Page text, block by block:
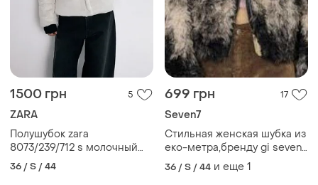
1500 грн 5
ZARA
Полушубок zara
8073/239/712 s молочный
размер s
36 / S / 44
699 грн 17
Seven7
Стильная женская шубка из
екo-метра,бренду gi seven,
новая. ено - мех,гарное
качество. застежка на
36 / S / 44 и еще 1